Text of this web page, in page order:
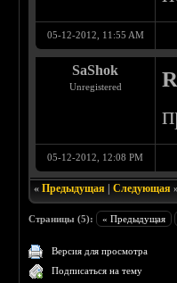
05-12-2012, 11:55 AM
SaShok
Unregistered
05-12-2012, 12:08 PM
«Предыдущая |Следующая
Страницы (5): « Предыдущая
Версия для просмотра
Подписаться на тему